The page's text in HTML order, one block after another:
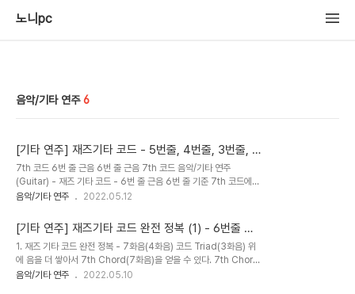
노니pc
음악/기타 연주 6
[기타 연주] 재즈기타 코드 - 5번줄, 4번줄, 3번줄, 2
번줄 근음의 7th코드
7th 코드 6번 줄 근음 6번 줄 근음 7th 코드 음악/기타 연주
(Guitar) - 재즈 기타 코드 - 6번 줄 근음 6번 줄 기준 7th 코드에
대해서는 지난번 글에 기록되어 있다. 6번 줄 근음은 기타 5가지 스케
줄 이하도 각각 고유의 스케일에서 코드는 만들어지는데, 5번 줄, 4번
줄, 3번 줄, 2번 줄의 경우 어떤 스케일에서 코드가 만들어지는지, 그
리고 각각의 줄을 근음으로 하여 7th 코드 찾는 방법에 대해 아래에
기록함. 5번 줄 근음 5번 줄 근음 스케일은 다음과 같다. 5번 줄 근음
코드들은 모두 이 스케일에서 나온다. 6번 줄 근음의 경우 5번 줄은
음악/기타 연주 2022.05.12
[기타 연주] 재즈기타 코드 완전 정복 (1) - 6번줄 근
음
1. 재즈 기타 코드 완전 정복 - 7화음(4화음) 코드 Triad(3화음) 위
에 음을 더 쌓아서 7th Chord(7화음)을 얻을 수 있다. 7th Chord
는 4화음으로 부르는 게 맞다. 그러나 대학교 강의에서도 7화음으로
음악/기타 연주 2022.05.10